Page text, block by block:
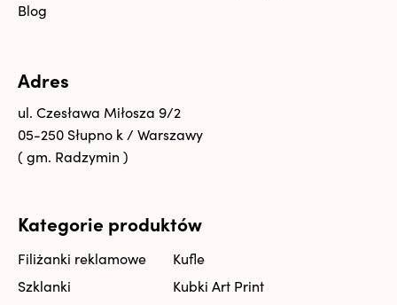
Adres
ul. Czesława Miłosza 9/2
05-250 Słupno k / Warszawy
( gm. Radzymin )
Kategorie produktów
Filiżanki reklamowe
Kufle
Szklanki
Kubki Art Print
Blog